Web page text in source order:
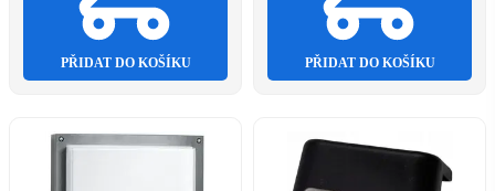
PŘIDAT DO KOŠÍKU PŘIDAT DO KOŠÍKU